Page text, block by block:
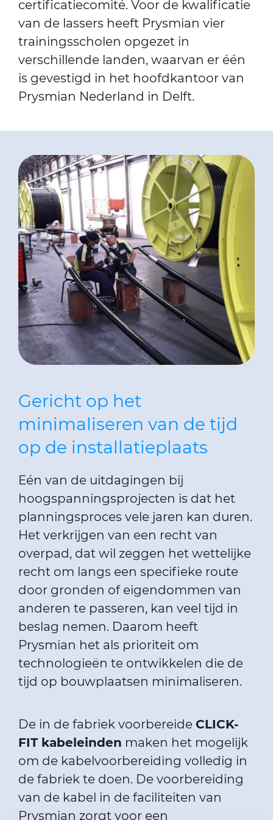
certificatiecomité. Voor de kwalificatie
van de lassers heeft Prysmian vier
trainingsscholen opgezet in
verschillende landen, waarvan er één
is gevestigd in het hoofdkantoor van
Prysmian Nederland in Delft.
Gericht op het
minimaliseren van de tijd
op de installatieplaats
Eén van de uitdagingen bij
hoogspanningsprojecten is dat het
planningsproces vele jaren kan duren.
Het verkrijgen van een recht van
overpad, dat wil zeggen het wettelijke
recht om langs een specifieke route
door gronden of eigendommen van
anderen te passeren, kan veel tijd in
beslag nemen. Daarom heeft
Prysmian het als prioriteit om
technologieën te ontwikkelen die de
tijd op bouwplaatsen minimaliseren.
De in de fabriek voorbereide CLICK-
FIT kabeleinden maken het mogelijk
om de kabelvoorbereiding volledig in
de fabriek te doen. De voorbereiding
van de kabel in de faciliteiten van
Prysmian zorgt voor een